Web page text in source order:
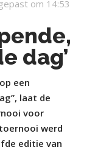
om 14:53
dag’
een
laat de
voor
werd
editie van